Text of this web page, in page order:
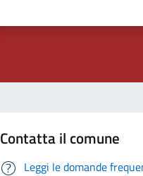
Contatta il comune
Leggi le domande